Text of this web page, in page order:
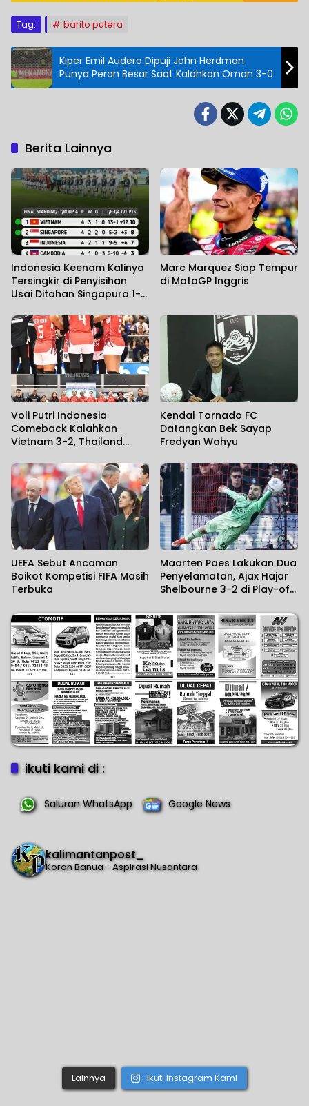
Tag: barito putera
Kiper Emil Audero Dipuji John Herdman
Punya Peran Besar Saat Kalahkan Oman 3-0
Berita Lainnya
Indonesia Keenam Kalinya
Tersingkir di Penyisihan
Usai Ditahan Singapura 1-1,
Marc Marquez Siap Tempur
di MotoGP Inggris
Voli Putri Indonesia
Comeback Kalahkan
Vietnam 3-2, Thailand
Cup 2026
Kendal Tornado FC
Datangkan Bek Sayap
Fredyan Wahyu
UEFA Sebut Ancaman
Boikot Kompetisi FIFA Masih
Terbuka
Maarten Paes Lakukan Dua
Penyelamatan, Ajax Hajar
Shelbourne 3-2 di Play-off
ikuti kami di :
Saluran WhatsApp Google News
kalimantanpost_
Koran Banua - Aspirasi Nusantara
Lainnya Ikuti Instagram Kami